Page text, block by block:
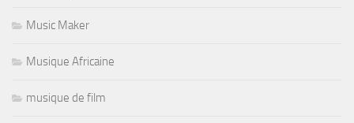
Music Maker
Musique Africaine
musique de film